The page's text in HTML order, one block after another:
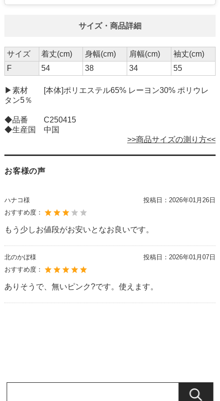
サイズ・商品詳細
サイズ 着丈(cm) 身幅(cm) 肩幅(cm)
袖丈(cm)
F
54 38 34 55
▶素材 [本体]ポリエステル65% レーヨン30% ポリウレ
タン5％
◆品番 C250415
◆生産国 中国
>>商品サイズの測り方<<
お客様の声
ハナコ様 投稿日： 2026年01月26日
おすすめ度：
もう少しお値段がお安いとなお良いです。
北のかぼ様 投稿日： 2026年01月07日
おすすめ度：
ありそうで、無いピンク?です。使えます。